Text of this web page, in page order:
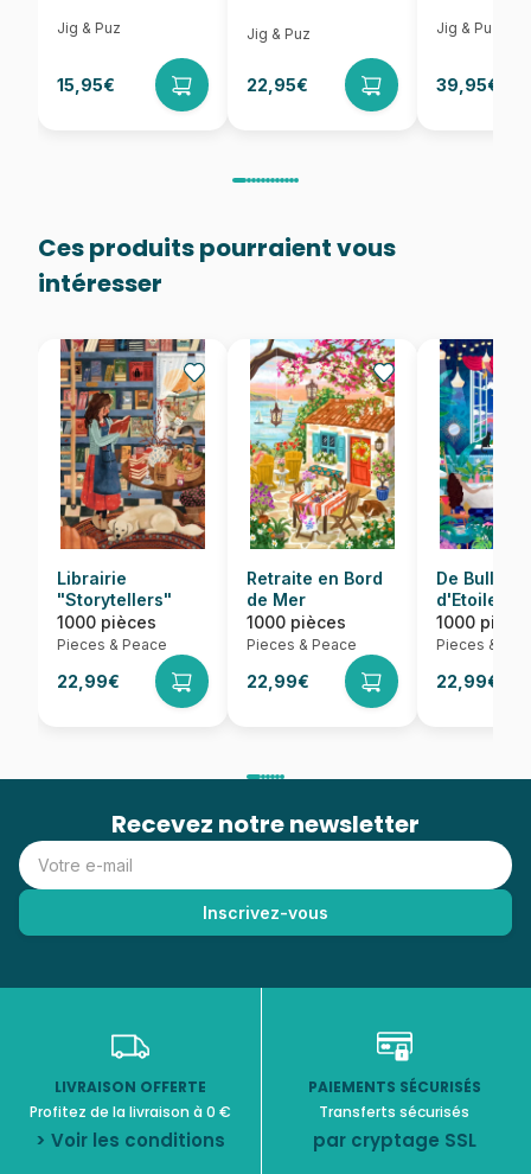
Jig & Puz
15,95€
Jig & Puz
22,95€
Jig & Puz
39,95€
Ces produits pourraient vous
intéresser
Librairie
"Storytellers"
1000 pièces
Pieces & Peace
22,99€
Retraite en Bord
de Mer
1000 pièces
Pieces & Peace
22,99€
De Bulles
d'Etoiles
1000
Pieces &
22,99€
Recevez notre newsletter
LIVRAISON OFFERTE
Profitez de la livraison à 0 €
> Voir les conditions
PAIEMENTS SÉCURISÉS
Transferts sécurisés
par cryptage SSL